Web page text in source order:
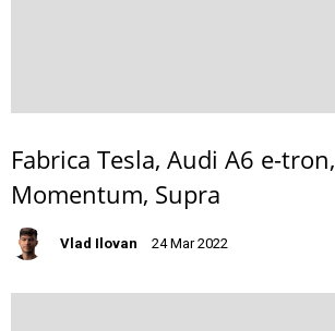
Fabrica Tesla, Audi A6 e-tron,
Momentum, Supra
Vlad Ilovan 24 Mar 2022